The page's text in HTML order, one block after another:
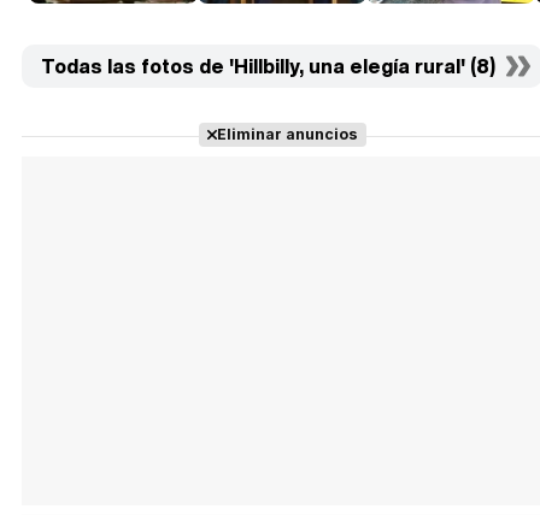
Todas las fotos de 'Hillbilly, una elegía rural' (8)
Eliminar anuncios